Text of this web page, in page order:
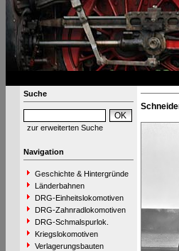
Suche
zur erweiterten Suche
Navigation
Geschichte & Hintergründe
Länderbahnen
DRG-Einheitslokomotiven
DRG-Zahnradlokomotiven
DRG-Schmalspurlok.
Kriegslokomotiven
Verlagerungsbauten